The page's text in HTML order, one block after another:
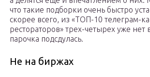
что такие подборки очень быстро
скорее всего, из «ТОП-10 телеграм-
рестораторов» трех-четырех уже
парочка подсдулась.
Не на биржах